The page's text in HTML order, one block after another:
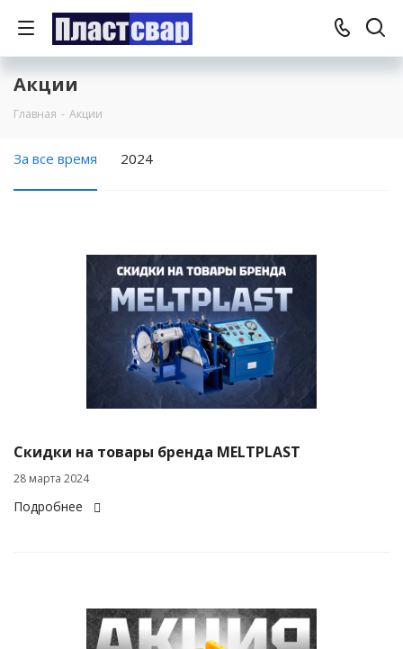
Акции
Главная - Акции
За все время 2024
Скидки на товары бренда MELTPLAST
28 марта 2024
Подробнее